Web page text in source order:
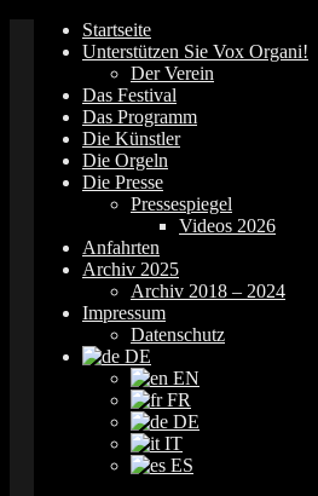
Springe
zum
Startseite
Unterstützen Sie Vox Organi!
Der Verein
Das Festival
Das Programm
Die Künstler
Die Orgeln
Die Presse
Pressespiegel
Videos 2026
Anfahrten
Archiv 2025
Archiv 2018 – 2024
Impressum
Datenschutz
DE
EN
FR
DE
IT
ES